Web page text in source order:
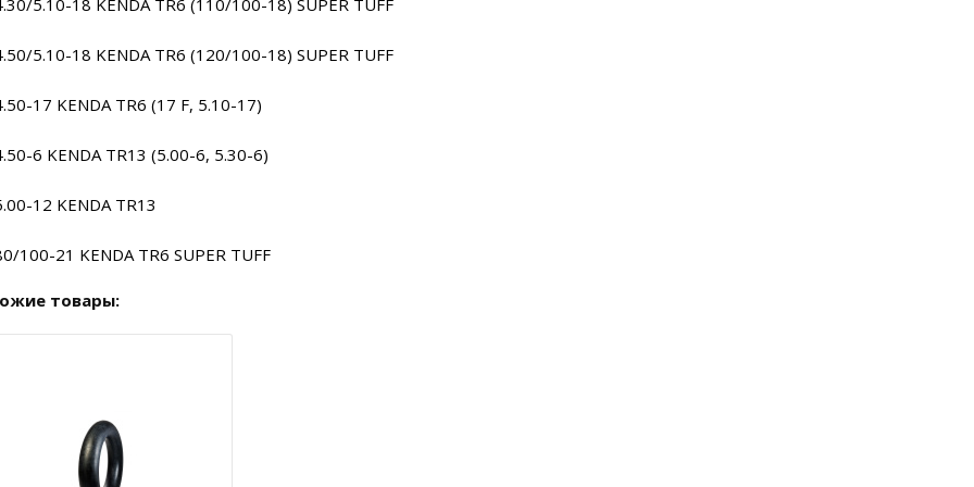
5.10-18 KENDA TR6 (110/100-18) SUPER TUFF
5.10-18 KENDA TR6 (120/100-18) SUPER TUFF
17 KENDA TR6 (17 F, 5.10-17)
6 KENDA TR13 (5.00-6, 5.30-6)
12 KENDA TR13
100-21 KENDA TR6 SUPER TUFF
товары: